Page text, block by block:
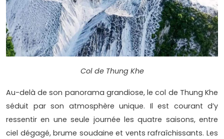
Col de Thung Khe
Au-delà de son panorama grandiose, le col de Thung Khe
séduit par son atmosphère unique. Il est courant d’y
ressentir en une seule journée les quatre saisons, entre
ciel dégagé, brume soudaine et vents rafraîchissants. Les